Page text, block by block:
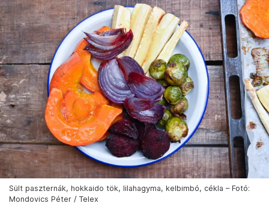
Sült paszternák, hokkaido tök, lilahagyma, kelbimbó, cékla – Fotó:
Mondovics Péter / Telex